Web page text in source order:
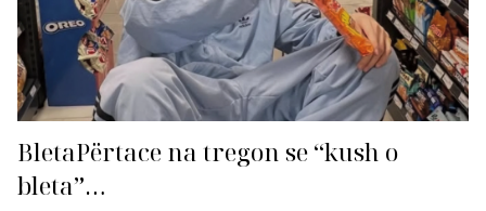
BletaPërtace na tregon se “kush o
bleta”…